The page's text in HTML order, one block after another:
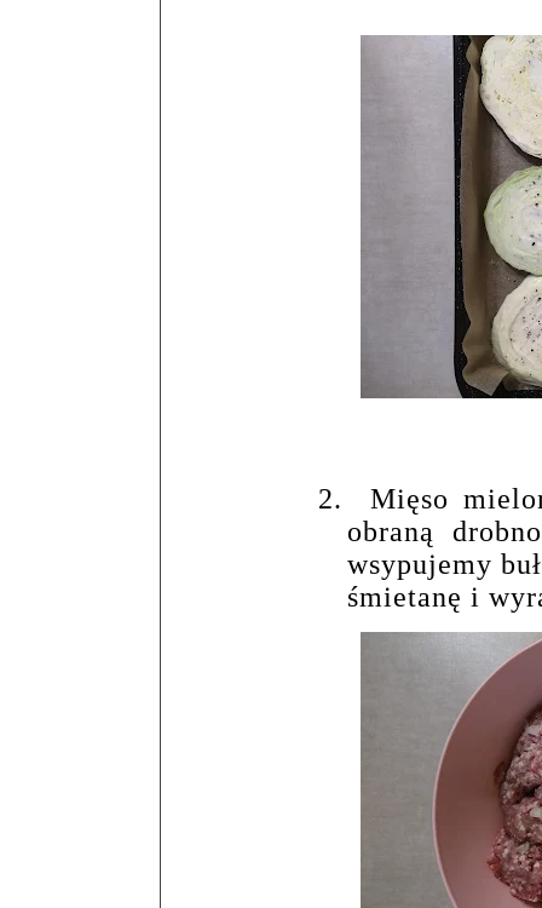
2.
Mięso
obraną
wsypujemy
śmietanę i